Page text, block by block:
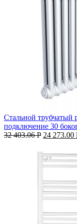
Стальной трубчатый
подключение 30
32 403.06Р 24 273.00